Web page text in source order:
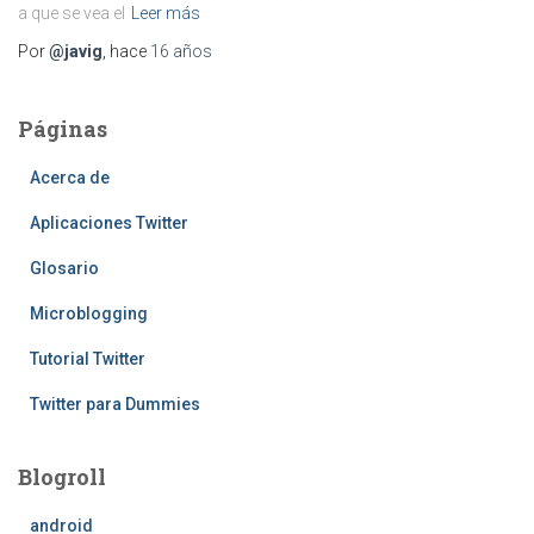
a que se vea el
Leer más
Por@javig , hace 16 años
Páginas
Acerca de
Aplicaciones Twitter
Glosario
Microblogging
Tutorial Twitter
Twitter para Dummies
Blogroll
android